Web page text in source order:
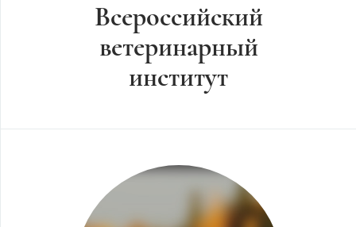
Всероссийский
ветеринарный
институт